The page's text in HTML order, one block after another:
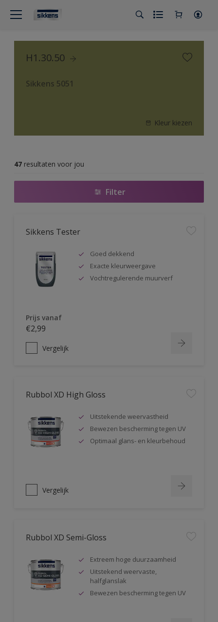
H1.30.50
Sikkens 5051
Kleur kiezen
47 resultaten voor jou
Filter
Sikkens Tester
Goed dekkend
Exacte kleurweergave
Vochtregulerende muurverf
Prijs vanaf
€2,99
Vergelijk
Rubbol XD High Gloss
Uitstekende weervastheid
Bewezen bescherming tegen UV
Optimaal glans- en kleurbehoud
Vergelijk
Rubbol XD Semi-Gloss
Extreem hoge duurzaamheid
Uitstekend weervaste,
halfglanslak
Bewezen bescherming tegen UV